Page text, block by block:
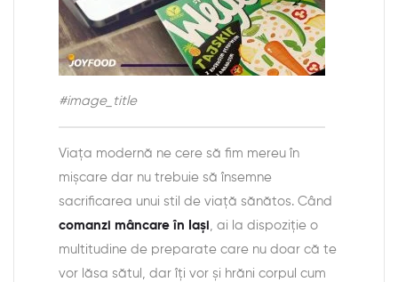
#image_title
Viața modernă ne cere să fim mereu în
mișcare dar nu trebuie să însemne
sacrificarea unui stil de viață sănătos. Când
comanzi mâncare în Iași , ai la dispoziție o
multitudine de preparate care nu doar că te
vor lăsa sătul, dar îți vor și hrăni corpul cum